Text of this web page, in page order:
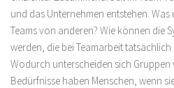
und das Unternehmen entstehen.
Teams von anderen? Wie können die
werden, die bei Teamarbeit
Wodurch unterscheiden sich Gruppen
Bedürfnisse haben Menschen, wenn